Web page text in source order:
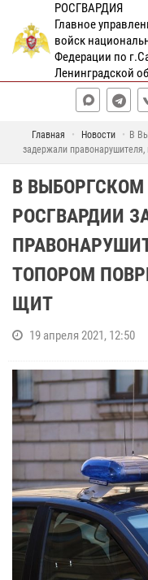
РОСГВАРДИЯ
Главное
войск
Федерации по
Ленинградской
Главная Новости
В
задержали
В
РОСГВАРДИИ
ТОПОРОМ
ЩИТ
19 апреля 2021, 12:50